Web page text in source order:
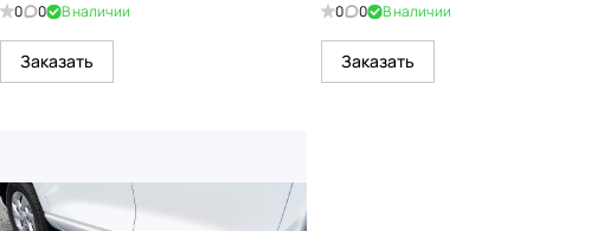
0 0 В наличии
Заказать
0 0 В наличии
Заказать